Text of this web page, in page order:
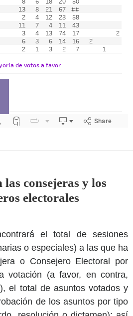
consejeras y los
electorales
el total de sesiones
o especiales) a las que ha
o Consejero Electoral por
votación (a favor, en contra,
el total de asuntos votados y
de los asuntos por tipo